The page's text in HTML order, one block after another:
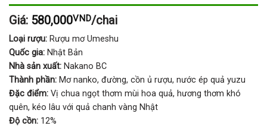
Giá: 580,000VND/chai
Loại rượu: Rượu mơ Umeshu
Quốc gia: Nhật Bản
Nhà sản xuất: Nakano BC
Thành phần: Mơ nanko, đường, cồn ủ rượu, nước ép quả yuzu
Đặc điểm: Vị chua ngọt thơm mùi hoa quả, hương thơm khó
quên, kéo lâu với quả chanh vàng Nhật
Độ cồn: 12%